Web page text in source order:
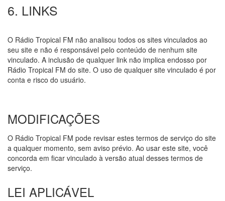
6. LINKS
O Rádio Tropical FM não analisou todos os sites vinculados ao
seu site e não é responsável pelo conteúdo de nenhum site
vinculado. A inclusão de qualquer link não implica endosso por
Rádio Tropical FM do site. O uso de qualquer site vinculado é por
conta e risco do usuário.
MODIFICAÇÕES
O Rádio Tropical FM pode revisar estes termos de serviço do site
a qualquer momento, sem aviso prévio. Ao usar este site, você
concorda em ficar vinculado à versão atual desses termos de
serviço.
LEI APLICÁVEL